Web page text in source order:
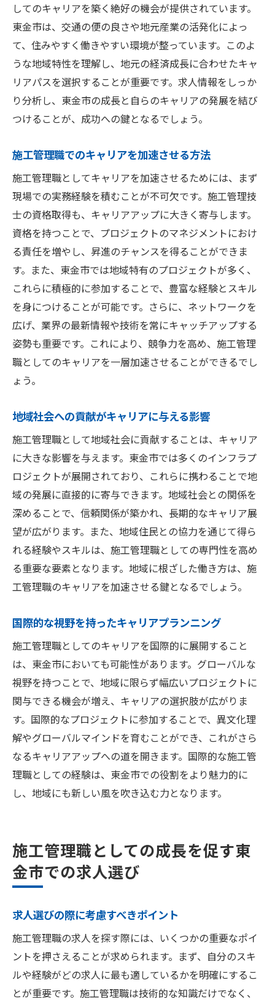
してのキャリアを築く絶好の機会が提供されています。
東金市は、交通の便の良さや地元産業の活発化によっ
て、住みやすく働きやすい環境が整っています。このよ
うな地域特性を理解し、地元の経済成長に合わせたキャ
リアパスを選択することが重要です。求人情報をしっか
り分析し、東金市の成長と自らのキャリアの発展を結び
つけることが、成功への鍵となるでしょう。
施工管理職でのキャリアを加速させる方法
施工管理職としてキャリアを加速させるためには、まず
現場での実務経験を積むことが不可欠です。施工管理技
士の資格取得も、キャリアアップに大きく寄与します。
資格を持つことで、プロジェクトのマネジメントにおけ
る責任を増やし、昇進のチャンスを得ることができま
す。また、東金市では地域特有のプロジェクトが多く、
これらに積極的に参加することで、豊富な経験とスキル
を身につけることが可能です。さらに、ネットワークを
広げ、業界の最新情報や技術を常にキャッチアップする
姿勢も重要です。これにより、競争力を高め、施工管理
職としてのキャリアを一層加速させることができるでし
ょう。
地域社会への貢献がキャリアに与える影響
施工管理職として地域社会に貢献することは、キャリア
に大きな影響を与えます。東金市では多くのインフラプ
ロジェクトが展開されており、これらに携わることで地
域の発展に直接的に寄与できます。地域社会との関係を
深めることで、信頼関係が築かれ、長期的なキャリア展
望が広がります。また、地域住民との協力を通じて得ら
れる経験やスキルは、施工管理職としての専門性を高め
る重要な要素となります。地域に根ざした働き方は、施
工管理職のキャリアを加速させる鍵となるでしょう。
国際的な視野を持ったキャリアプランニング
施工管理職としてのキャリアを国際的に展開すること
は、東金市においても可能性があります。グローバルな
視野を持つことで、地域に限らず幅広いプロジェクトに
関与できる機会が増え、キャリアの選択肢が広がりま
す。国際的なプロジェクトに参加することで、異文化理
解やグローバルマインドを育むことができ、これがさら
なるキャリアアップへの道を開きます。国際的な施工管
理職としての経験は、東金市での役割をより魅力的に
し、地域にも新しい風を吹き込む力となります。
施工管理職としての成長を促す東
金市での求人選び
求人選びの際に考慮すべきポイント
施工管理職の求人を探す際には、いくつかの重要なポイ
ントを押さえることが求められます。まず、自分のスキ
ルや経験がどの求人に最も適しているかを明確にするこ
とが重要です。施工管理職は技術的な知識だけでなく、